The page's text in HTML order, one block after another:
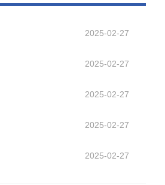
2025-02-27
2025-02-27
2025-02-27
2025-02-27
2025-02-27